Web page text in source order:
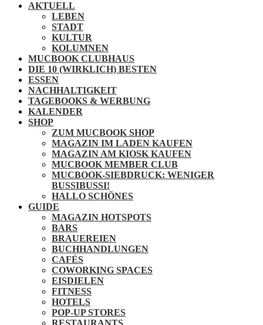
AKTUELL
LEBEN
STADT
KULTUR
KOLUMNEN
MUCBOOK CLUBHAUS
DIE 10 (WIRKLICH) BESTEN
ESSEN
NACHHALTIGKEIT
TAGEBOOKS & WERBUNG
KALENDER
SHOP
ZUM MUCBOOK SHOP
MAGAZIN IM LADEN KAUFEN
MAGAZIN AM KIOSK KAUFEN
MUCBOOK MEMBER CLUB
MUCBOOK-SIEBDRUCK: WENIGER
BUSSIBUSSI!
HALLO SCHÖNES
GUIDE
MAGAZIN HOTSPOTS
BARS
BRAUEREIEN
BUCHHANDLUNGEN
CAFÉS
COWORKING SPACES
EISDIELEN
FITNESS
HOTELS
POP-UP STORES
RESTAURANTS